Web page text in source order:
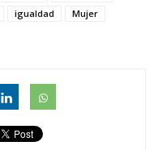
igualdad
Mujer